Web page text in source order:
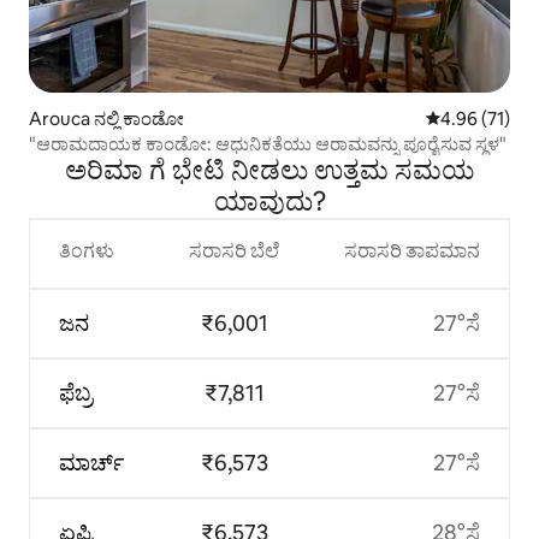
Arouca ನಲ್ಲಿ ಕಾಂಡೋ 5 ರಲ್ಲಿ 4.96
4.96 (71)
"ಆರಾಮದಾಯಕ ಕಾಂಡೋ: ಆಧುನಿಕತೆಯು ಆರಾಮವನ್ನು ಪೂರೈಸುವ ಸ್ಥಳ"
ಅರಿಮಾ ಗೆ ಭೇಟಿ ನೀಡಲು ಉತ್ತಮ ಸಮಯ
ಯಾವುದು?
ತಿಂಗಳು
ಜನ
ಫೆಬ್ರ
ಮಾರ್ಚ್
ಏಪ್ರಿ
ಸರಾಸರಿ ಬೆಲೆ
₹6,001
₹7,811
₹6,573
₹6,573
ಸರಾಸರಿ ತಾಪಮಾನ
27°ಸೆ
27°ಸೆ
27°ಸೆ
28°ಸೆ